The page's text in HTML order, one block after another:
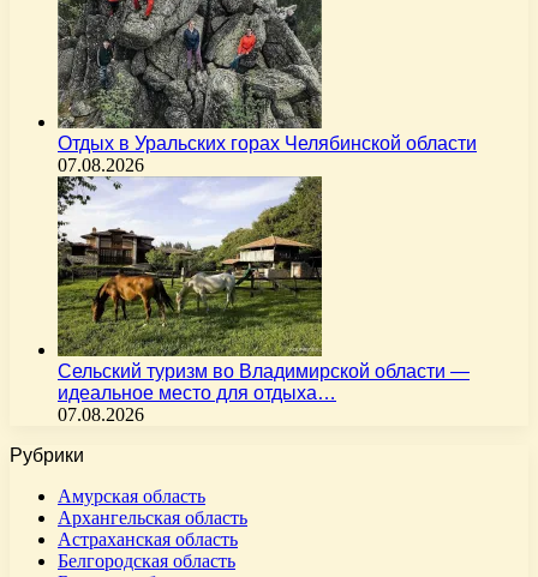
Отдых в Уральских горах Челябинской области
07.08.2026
Сельский туризм во Владимирской области —
идеальное место для отдыха…
07.08.2026
Рубрики
Амурская область
Архангельская область
Астраханская область
Белгородская область